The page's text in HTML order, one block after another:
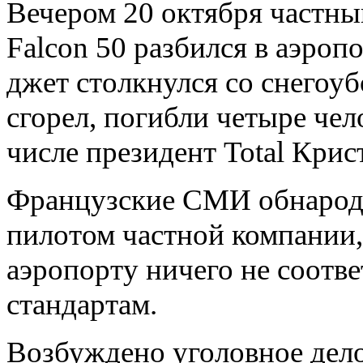
​В скором времени
Китай и Россия
подпишут
поставку новейш...
Киев готовит
прорыв, который
крупнейшим по...
Соловьевым. Эфир
от 21.10.2014.
Прямая видео-
Внуково не
признал своей
учения ПВО, с
участие более 100
Вечером 20 октября
Falcon 50 разбился в
джет столкнулся со
сгорел, погибли четыре
числе президент Total
Французские СМИ
пилотом частной
аэропорту ничего не
стандартам.
Возбуждено уголовное